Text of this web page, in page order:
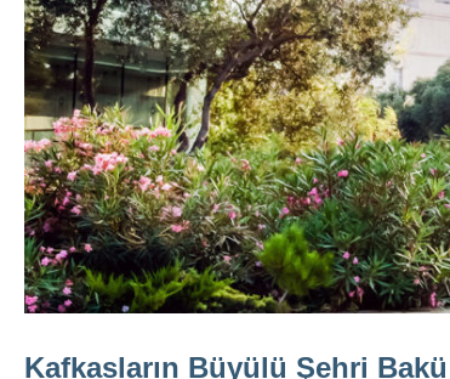
Kafkasların Büyülü Şehri Bakü